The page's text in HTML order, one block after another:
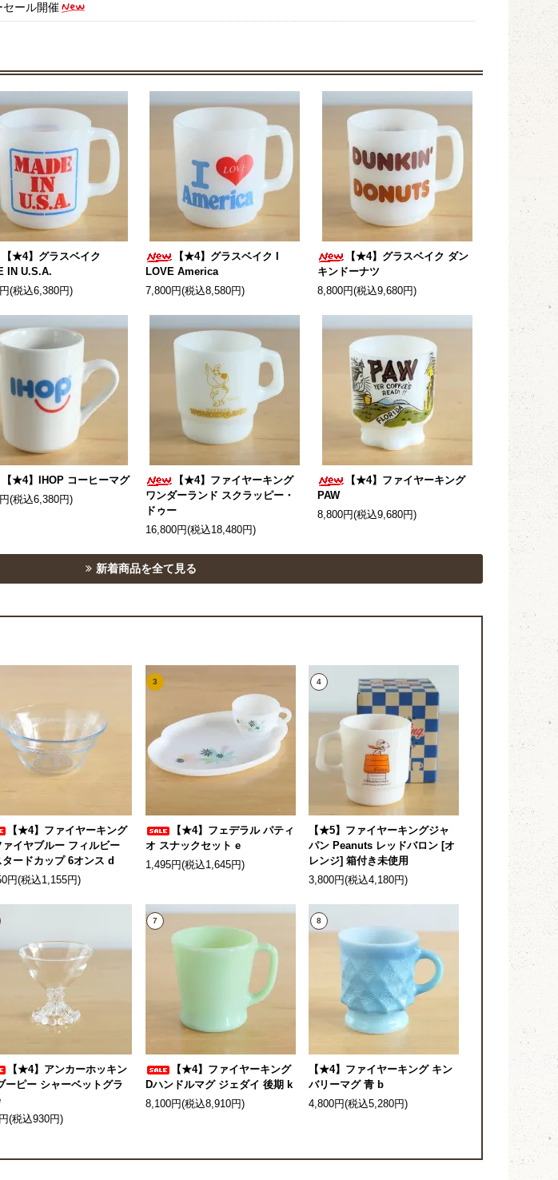
ール開催
【★4】グラスベイク
IN U.S.A.
(税込6,380円)
【★4】グラスベイク I
LOVE America
7,800円(税込8,580円)
【★4】グラスベイク ダン
キンドーナツ
8,800円(税込9,680円)
【★4】IHOP コーヒーマグ
(税込6,380円)
【★4】ファイヤーキング
ワンダーランド スクラッピー・
ドゥー
16,800円(税込18,480円)
【★4】ファイヤーキング
PAW
8,800円(税込9,680円)
新着商品を全て見る
【★4】ファイヤーキング
ァイヤブルー フィルビー
タードカップ 6オンス d
円(税込1,155円)
3
【★4】フェデラル パティ
オ スナックセット e
1,495円(税込1,645円)
4
【★5】ファイヤーキングジャ
パン Peanuts レッドバロン [オ
レンジ] 箱付き未使用
3,800円(税込4,180円)
【★4】アンカーホッキン
ーピー シャーベットグラ
(税込930円)
7
【★4】ファイヤーキング
Dハンドルマグ ジェダイ 後期 k
8,100円(税込8,910円)
8
【★4】ファイヤーキング キン
バリーマグ 青 b
4,800円(税込5,280円)